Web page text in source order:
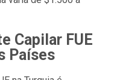
Capilar FUE
Países